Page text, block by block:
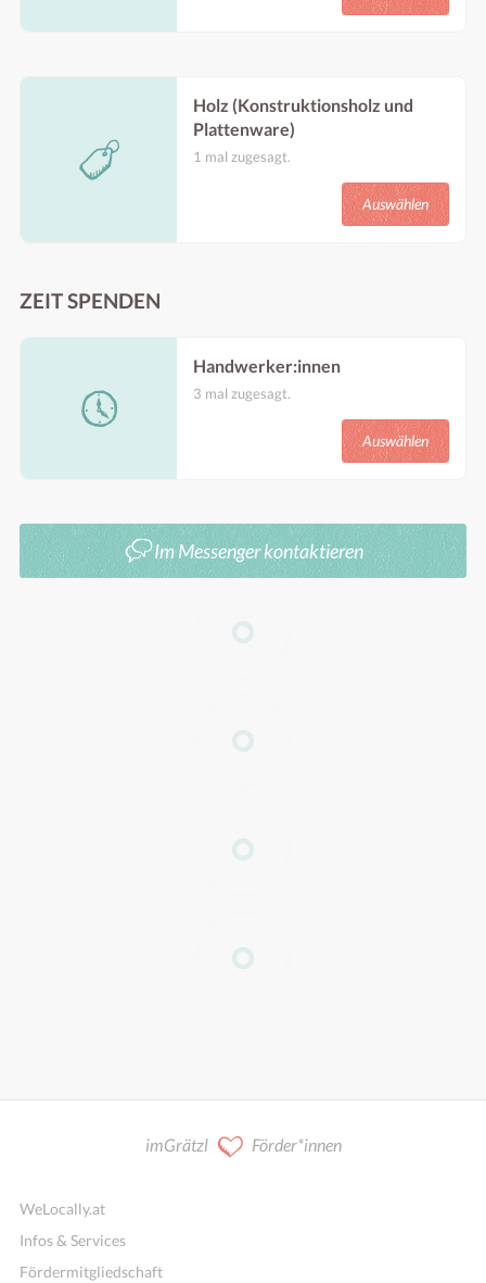
Holz (Konstruktionsholz und
Plattenware)
1 mal zugesagt.
Konstruktionsholz und Plattenware sind die
Grundlage für modulare Bauten, Möbel,
Bühnen und Werkstatteinrichtungen – ohne
Auswählen
ZEIT SPENDEN
Handwerker:innen
3 mal zugesagt.
Es ist immer toll auch Professionellere Hilfe
Auswählen
Im Messenger kontaktieren
imGrätzl Förder*innen
WeLocally.at
Infos & Services
Fördermitgliedschaft